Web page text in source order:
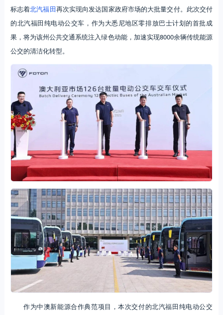
标志着北汽福田再次实现向发达国家政府市场的大批量交付。此次交付
的北汽福田纯电动公交车，作为大悉尼地区零排放巴士计划的首批成
果，将为该州公共交通系统注入绿色动能，加速实现8000余辆传统能源
公交的清洁化转型。
作为中澳新能源合作典范项目，本次交付的北汽福田纯电动公交